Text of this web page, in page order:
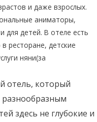
и даже взрослых.
аниматоры,
для детей. В отеле есть
ресторане, детские
няни(за
отель, который
здесь не глубокие и